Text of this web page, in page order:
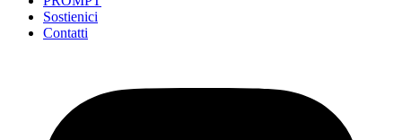
Sostienici
Contatti